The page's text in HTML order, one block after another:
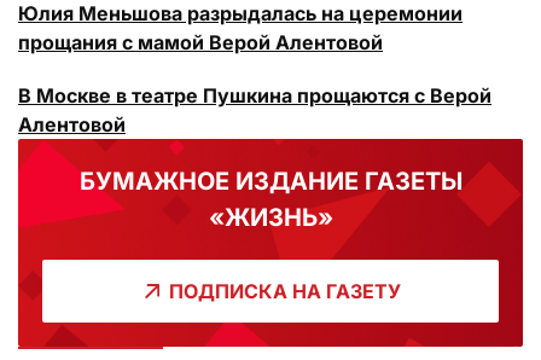
Юлия Меньшова разрыдалась на церемонии
прощания с мамой Верой Алентовой
В Москве в театре Пушкина прощаются с Верой
Алентовой
БУМАЖНОЕ ИЗДАНИЕ ГАЗЕТЫ
«ЖИЗНЬ»
ПОДПИСКА НА ГАЗЕТУ